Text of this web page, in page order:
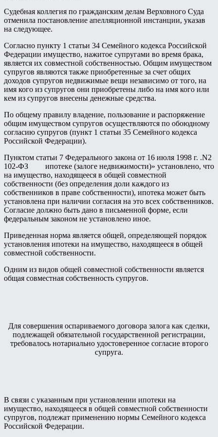
Судебная коллегия по гражданским делам Верховного Суда
отменила постановление апелляционной инстанции, указав
на следующее.
Согласно пункту 1 статьи 34 Семейного кодекса Российской
Федерации имущество, нажитое супругами во время брака,
является их совместной собственностью. Общим имуществом
супругов являются также приобретенные за счет общих
доходов супругов недвижимые вещи независимо от того, на
имя кого из супругов они приобретены либо на имя кого или
кем из супругов внесены денежные средства.
По общему правилу владение, пользование и распоряжение
общим имуществом супругов осуществляются по обоюдному
согласию супругов (пункт 1 статьи 35 Семейного кодекса
Российской Федерации).
Пунктом статьи 7 Федерального закона от 16 июля 1998 г. .N2
102-ФЗ
ипотеке (залоге недвижимости)» установлено, что
на имущество, находящееся в общей совместной
собственности (без определения доли каждого из
собственников в праве собственности), ипотека может быть
установлена при наличии согласия на это всех собственников.
Согласие должно быть дано в письменной форме, если
федеральным законом не установлено иное.
Приведенная норма является общей, определяющей порядок
установления ипотеки на имущество, находящееся в общей
совместной собственности.
Одним из видов общей совместной собственности является
общая совместная собственность супругов.
Для совершения оспариваемого договора залога как сделки,
подлежащей обязательной государственной регистрации,
требовалось нотариально удостоверенное согласие второго
супруга.
В связи с указанным при установлении ипотеки на
имущество, находящееся в общей совместной собственности
супругов, подлежат применению нормы Семейного кодекса
Российской Федерации.